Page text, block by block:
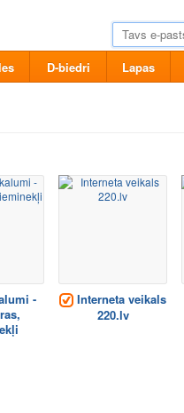
D-biedri Lapas
-
Interneta veikals
220.lv